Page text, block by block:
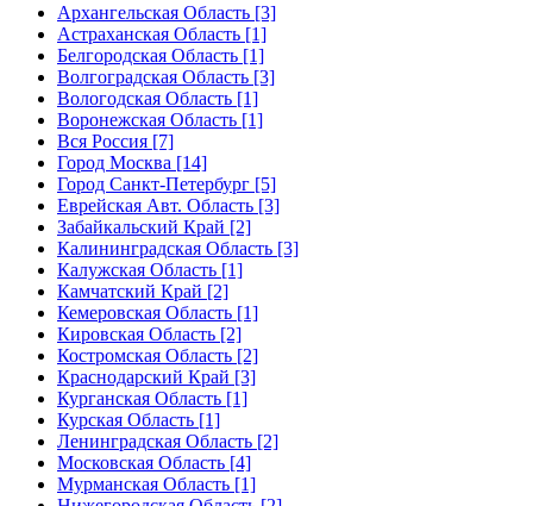
Архангельская Область [3]
Астраханская Область [1]
Белгородская Область [1]
Волгоградская Область [3]
Вологодская Область [1]
Воронежская Область [1]
Вся Россия [7]
Город Москва [14]
Город Санкт-Петербург [5]
Еврейская Авт. Область [3]
Забайкальский Край [2]
Калининградская Область [3]
Калужская Область [1]
Камчатский Край [2]
Кемеровская Область [1]
Кировская Область [2]
Костромская Область [2]
Краснодарский Край [3]
Курганская Область [1]
Курская Область [1]
Ленинградская Область [2]
Московская Область [4]
Мурманская Область [1]